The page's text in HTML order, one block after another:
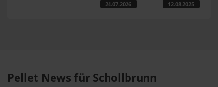
24.07.2026 12.08.2025
Pellet News für Schollbrunn